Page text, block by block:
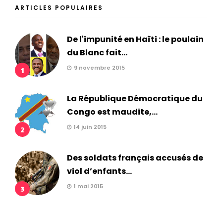
ARTICLES POPULAIRES
1
De l'impunité en Haïti : le poulain
du Blanc fait...
9 novembre 2015
2
La République Démocratique du
Congo est maudite,...
14 juin 2015
3
Des soldats français accusés de
viol d’enfants...
1 mai 2015